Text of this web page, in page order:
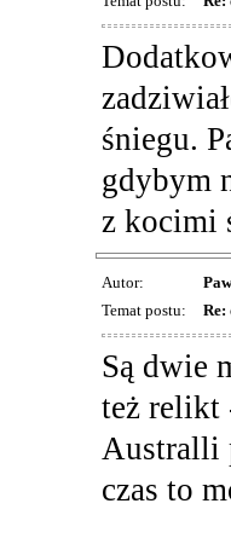
śniegu.
gdybym
z kocimi
Autor:
Temat postu:
Re:
Są dwie
też relikt
Australli
czas to